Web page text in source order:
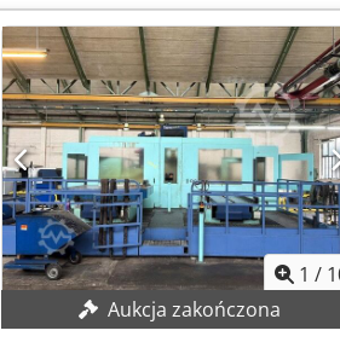
obr./min, waga przedmiotu obrabianego
podziałką FIBRO, średnica 800 mm
Głowica z podziałką, skok 2,5 x 2,5
łańcuchowy Maszyna w dobrym stanie,
mm Długość stołu: 3860 mm Szerokość
Posuw oś X: 20000 mm/min. Posuw oś
50ISO/Bt/Mk Moc wrzeciona: 30 kW
sterowanych osi: 3 + 1 Przenośnik
Aavok Szerokość: 4500 mm Wysokość:
1 /
Aukcja zakończona